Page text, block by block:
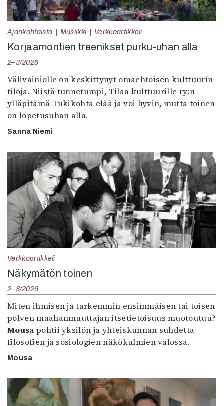
Ajankohtaista Musiikki Verkkoartikkeli
Korjaamontien treenikset purku-uhan alla
2–3/2026
Välivainiolle on keskittynyt omaehtoisen kulttuurin
tiloja. Niistä tunnetumpi, Tilaa kulttuurille ry:n
ylläpitämä Tukikohta elää ja voi hyvin, mutta toinen
on lopetusuhan alla.
Sanna Niemi
Verkkoartikkeli
Näkymätön toinen
2–3/2026
Miten ihmisen ja tarkemmin ensimmäisen tai toisen
polven maahanmuuttajan itsetietoisuus muotoutuu?
Mousa pohtii yksilön ja yhteiskunnan suhdetta
filosofien ja sosiologien näkökulmien valossa.
Mousa